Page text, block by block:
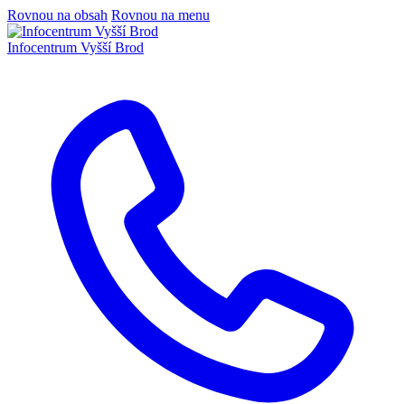
Rovnou na obsah Rovnou na menu
Infocentrum Vyšší Brod